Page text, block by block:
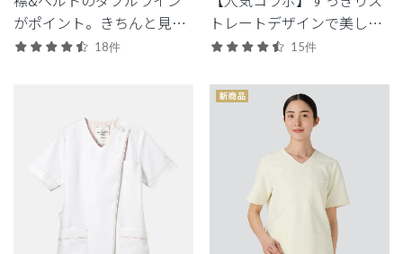
がポイント。きちんと見え
で清潔感のある印象に。
18件
トレートデザインで美しさ
と機能性を両立。
15件